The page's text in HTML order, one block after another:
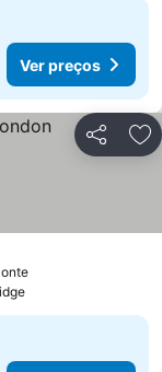
Ver preços
Partilhar
Ver preços
preços